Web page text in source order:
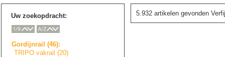
Uw zoekopdracht:
Gordijnrail (46):
TRIPO vakrail (20)
5.932 artikelen gevonden